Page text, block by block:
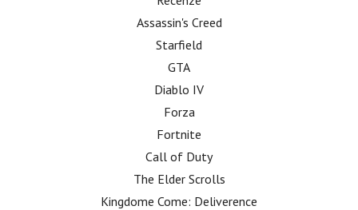
Assassin's Creed
Starfield
GTA
Diablo IV
Forza
Fortnite
Call of Duty
The Elder Scrolls
Kingdome Come: Deliverence